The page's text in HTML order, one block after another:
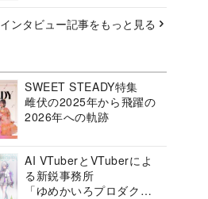
インタビュー記事をもっと見る
SWEET STEADY特集
雌伏の2025年から飛躍の
2026年への軌跡
AI VTuberとVTuberによ
る新鋭事務所
「ゆめかいろプロダクシ